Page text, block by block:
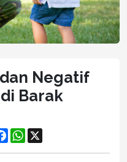
Negatif
Barak
F
a
c
W
h
a